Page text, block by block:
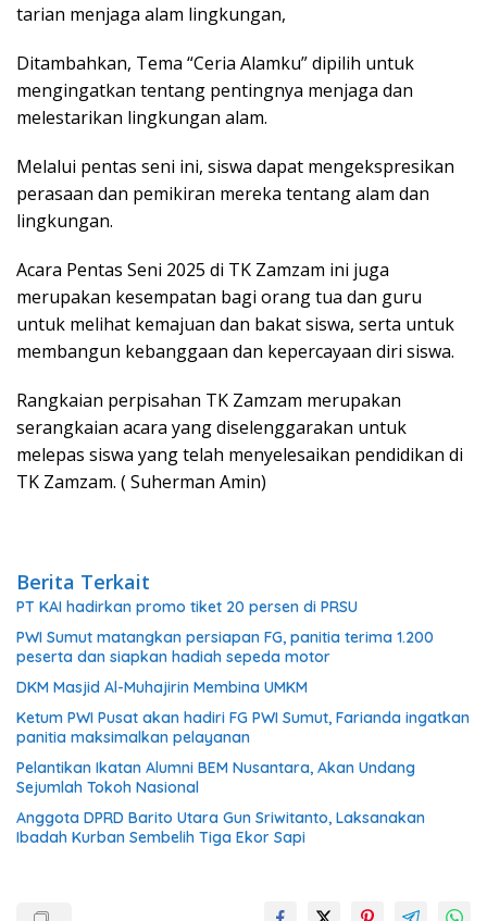
tarian menjaga alam lingkungan,
Ditambahkan, Tema “Ceria Alamku” dipilih untuk
mengingatkan tentang pentingnya menjaga dan
melestarikan lingkungan alam.
Melalui pentas seni ini, siswa dapat mengekspresikan
perasaan dan pemikiran mereka tentang alam dan
lingkungan.
Acara Pentas Seni 2025 di TK Zamzam ini juga
merupakan kesempatan bagi orang tua dan guru
untuk melihat kemajuan dan bakat siswa, serta untuk
membangun kebanggaan dan kepercayaan diri siswa.
Rangkaian perpisahan TK Zamzam merupakan
serangkaian acara yang diselenggarakan untuk
melepas siswa yang telah menyelesaikan pendidikan di
TK Zamzam. ( Suherman Amin)
Berita Terkait
PT KAI hadirkan promo tiket 20 persen di PRSU
PWI Sumut matangkan persiapan FG, panitia terima 1.200
peserta dan siapkan hadiah sepeda motor
DKM Masjid Al-Muhajirin Membina UMKM
Ketum PWI Pusat akan hadiri FG PWI Sumut, Farianda ingatkan
panitia maksimalkan pelayanan
Pelantikan Ikatan Alumni BEM Nusantara, Akan Undang
Sejumlah Tokoh Nasional
Anggota DPRD Barito Utara Gun Sriwitanto, Laksanakan
Ibadah Kurban Sembelih Tiga Ekor Sapi